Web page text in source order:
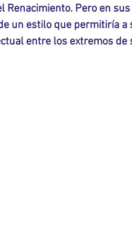
Pero en
un estilo que permitiría a
entre los extremos de